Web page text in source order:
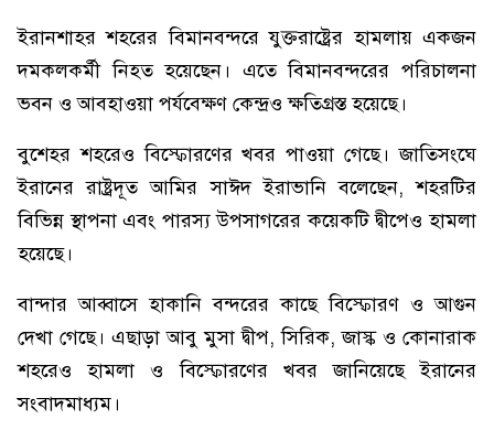
ইরানশাহর শহরের বিমানবন্দরে যুক্তরাষ্ট্রের হামলায় একজন
দমকলকর্মী নিহত হয়েছেন। এতে বিমানবন্দরের পরিচালনা
ভবন ও আবহাওয়া পর্যবেক্ষণ কেন্দ্রও ক্ষতিগ্রস্ত হয়েছে।
বুশেহর শহরেও বিস্ফোরণের খবর পাওয়া গেছে। জাতিসংঘে
ইরানের রাষ্ট্রদূত আমির সাঈদ ইরাভানি বলেছেন, শহরটির
বিভিন্ন স্থাপনা এবং পারস্য উপসাগরের কয়েকটি দ্বীপেও হামলা
হয়েছে।
বান্দার আব্বাসে হাকানি বন্দরের কাছে বিস্ফোরণ ও আগুন
দেখা গেছে। এছাড়া আবু মুসা দ্বীপ, সিরিক, জাস্ক ও কোনারাক
শহরেও হামলা ও বিস্ফোরণের খবর জানিয়েছে ইরানের
সংবাদমাধ্যম।